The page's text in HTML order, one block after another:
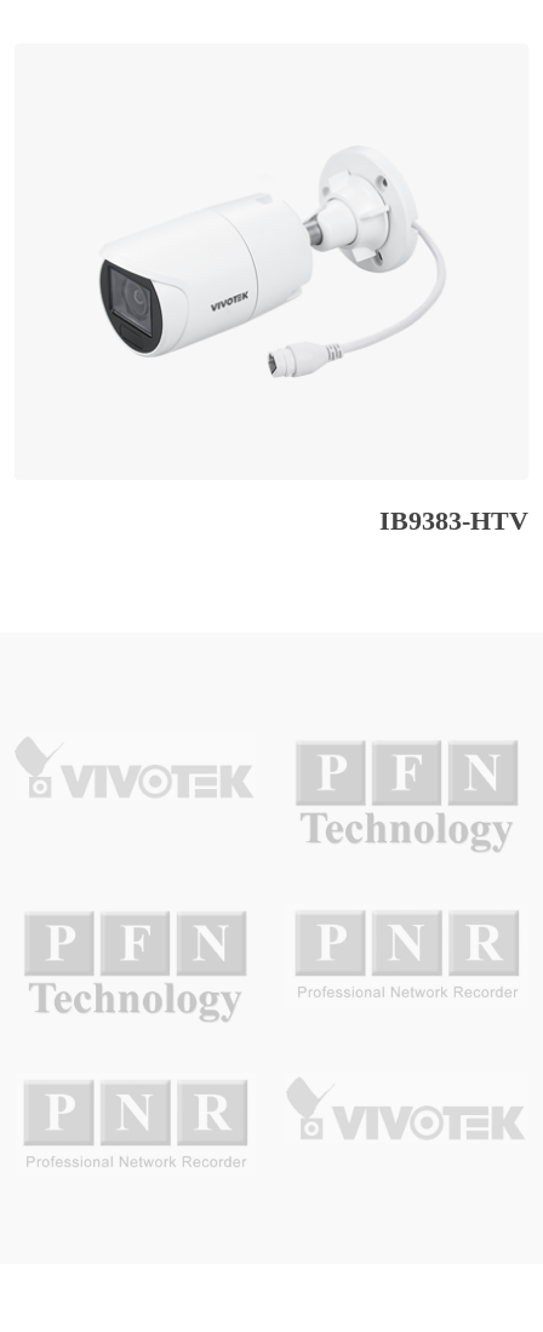
IB9383-HTV